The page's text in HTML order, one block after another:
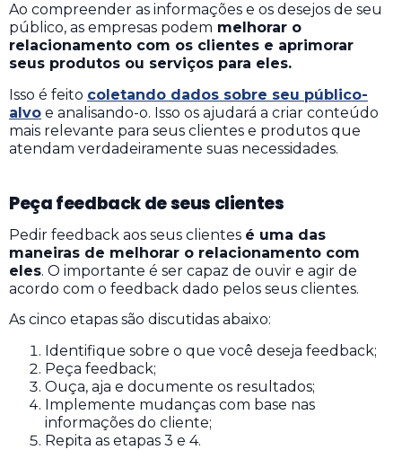
Ao compreender as informações e os desejos de seu
público, as empresas podem melhorar o
relacionamento com os clientes e aprimorar
seus produtos ou serviços para eles.
Isso é feito coletando dados sobre seu público-
alvo e analisando-o. Isso os ajudará a criar conteúdo
mais relevante para seus clientes e produtos que
atendam verdadeiramente suas necessidades.
Peça feedback de seus clientes
Pedir feedback aos seus clientes é uma das
maneiras de melhorar o relacionamento com
eles. O importante é ser capaz de ouvir e agir de
acordo com o feedback dado pelos seus clientes.
As cinco etapas são discutidas abaixo:
Identifique sobre o que você deseja feedback;
Peça feedback;
Ouça, aja e documente os resultados;
Implemente mudanças com base nas
informações do cliente;
Repita as etapas 3 e 4.